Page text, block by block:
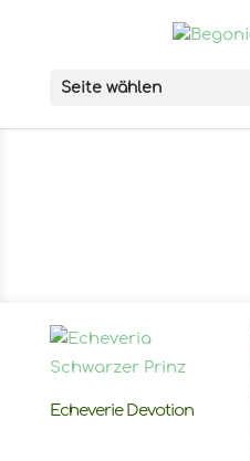
Seite wählen
Echeverie Devotion